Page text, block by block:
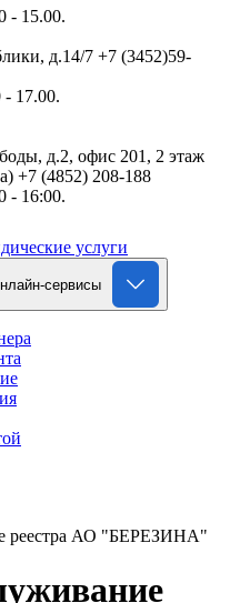
- 15.00.
д.14/7 +7 (3452)59-
- 17.00.
д.2, офис 201, 2 этаж
+7 (4852) 208-188
- 16:00.
услуги
сервисы
реестра АО "БЕРЕЗИНА"